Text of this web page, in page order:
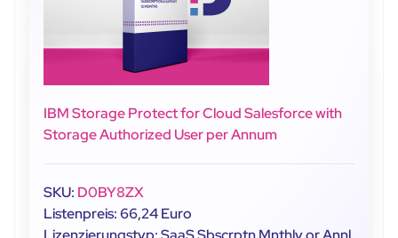
IBM Storage Protect for Cloud Salesforce with
Storage Authorized User per Annum
SKU: D0BY8ZX
Listenpreis: 66,24 Euro